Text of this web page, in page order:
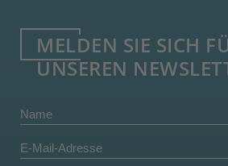
MELDEN SIE SICH
UNSEREN